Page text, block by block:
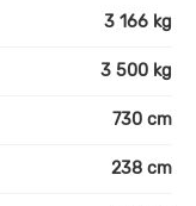
3 166 kg
3 500 kg
730 cm
238 cm